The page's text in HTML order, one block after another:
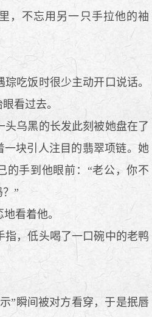
，不忘用另一只手拉他的袖
吃饭时很少主动开口说话。
看过去。
乌黑的长发此刻被她盘在了
一块引人注目的翡翠项链。她
的手到他眼前：“老公，你不
”
看着他。
，低头喝了一口碗中的老鸭
”瞬间被对方看穿，于是抿唇